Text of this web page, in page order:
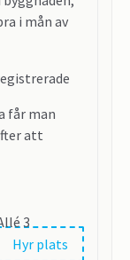
i mån av
får man
att
3
Hyr plats